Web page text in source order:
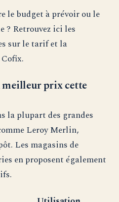
le budget à prévoir ou le
? Retrouvez ici les
sur le tarif et la
prix cette
la plupart des grandes
Leroy Merlin,
Les magasins de
en proposent également